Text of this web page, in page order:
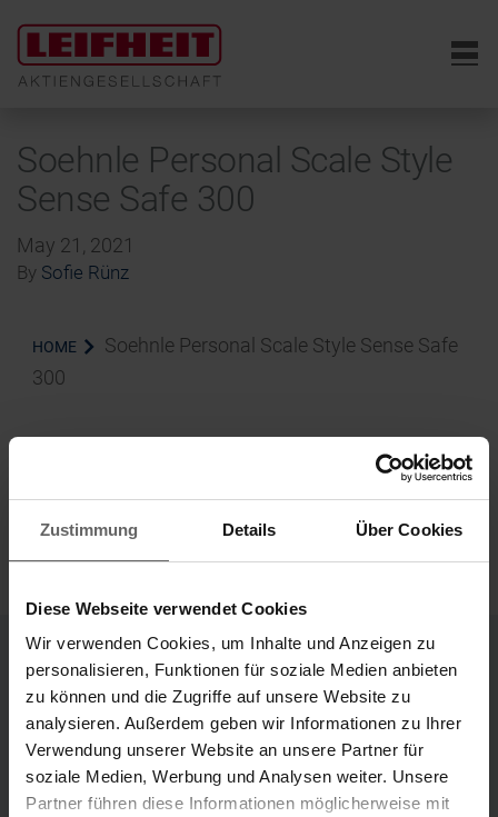
Zustimmung Details Über Cookies
Diese Webseite verwendet Cookies
Wir verwenden Cookies, um Inhalte und Anzeigen zu
personalisieren, Funktionen für soziale Medien anbieten
zu können und die Zugriffe auf unsere Website zu
analysieren. Außerdem geben wir Informationen zu Ihrer
Verwendung unserer Website an unsere Partner für
soziale Medien, Werbung und Analysen weiter. Unsere
Partner führen diese Informationen möglicherweise mit
6
Soehnle Personal Scale Style
Sense Safe 300
May 21, 2021
By Sofie Rünz
HOME
Soehnle Personal Scale Style Sense Safe
300
Divisions
Our Brands
“Our ideas that make your life easier.”